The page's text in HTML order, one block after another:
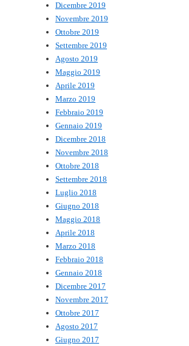
Dicembre 2019
Novembre 2019
Ottobre 2019
Settembre 2019
Agosto 2019
Maggio 2019
Aprile 2019
Marzo 2019
Febbraio 2019
Gennaio 2019
Dicembre 2018
Novembre 2018
Ottobre 2018
Settembre 2018
Luglio 2018
Giugno 2018
Maggio 2018
Aprile 2018
Marzo 2018
Febbraio 2018
Gennaio 2018
Dicembre 2017
Novembre 2017
Ottobre 2017
Agosto 2017
Giugno 2017